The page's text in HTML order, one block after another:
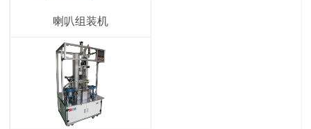
喇叭组装机